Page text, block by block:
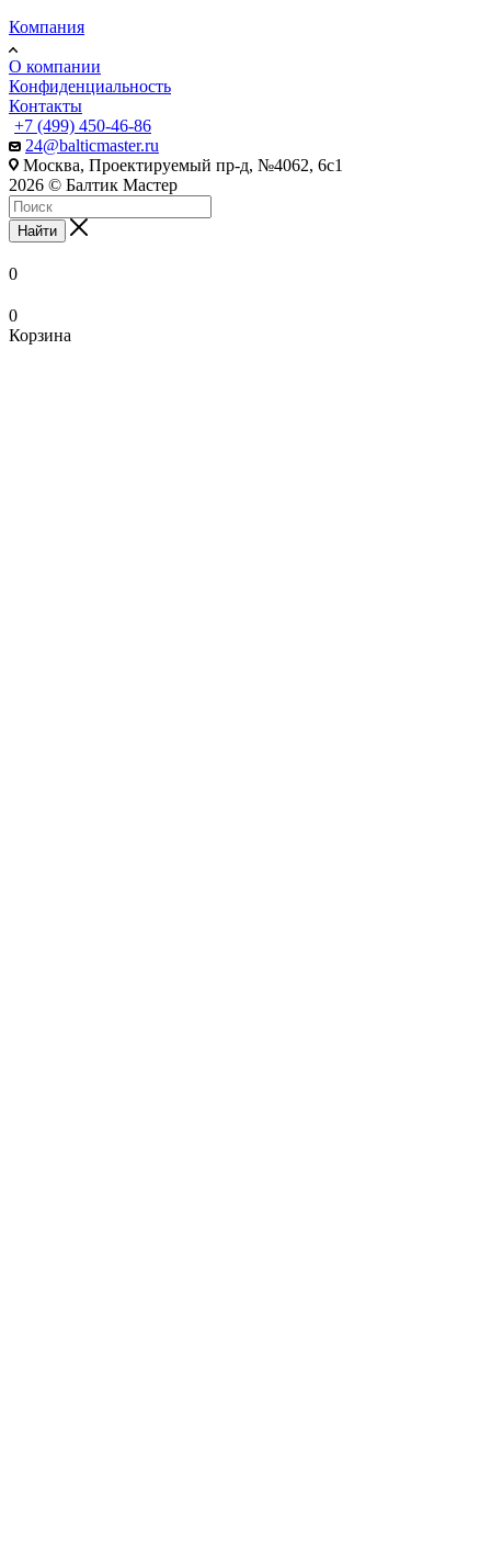
Компания
О компании
Конфиденциальность
Контакты
+7 (499) 450-46-86
24@balticmaster.ru
Москва, Проектируемый пр-д, №4062, 6с1
2026 © Балтик Мастер
Найти
0
0
Корзина